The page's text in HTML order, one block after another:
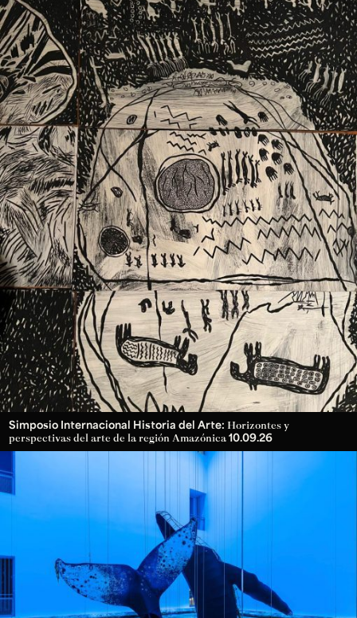
Configuración de cookies
Universidad de los Andes | Vigilada Mineducación.
Reconocimiento como universidad: Decreto 1297 del 30
de mayo de 1964. Reconocimiento de personería jurídica:
Resolución 28 del 23 de febrero de 1949, Minjusticia.
Acreditación institucional de alta calidad, 10 años:
Resolución 000194 del 16 de enero del 2025.
Ext. 2626
Posgrados
Ext. 4925
Educación
Continua
Ext. 4795
Simposio Internacional Historia del Arte: Horizontes y
perspectivas del arte de la región Amazónica 10.09.26